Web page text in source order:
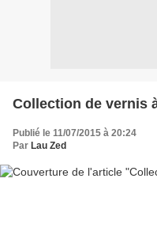
Collection de vernis
Publié le 11/07/2015 à 20:24
Par Lau Zed